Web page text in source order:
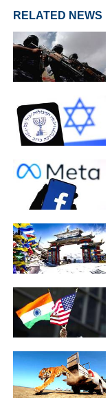
RELATED NEWS